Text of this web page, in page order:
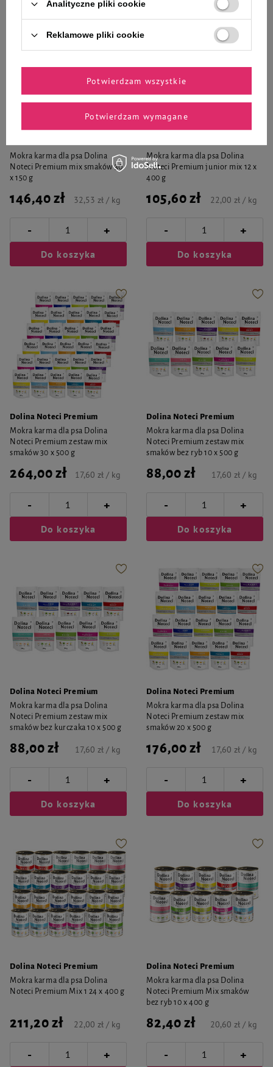
Mokra karma dla psa Dolina
Noteci Premium mix smaków 30
x 150 g
146,40 zł 32,53 zł / kg
- +
Do koszyka
Mokra karma dla psa Dolina
Noteci Premium junior mix 12 x
400 g
105,60 zł 22,00 zł / kg
- +
Do koszyka
Dolina Noteci Premium
Mokra karma dla psa Dolina
Noteci Premium zestaw mix
smaków 30 x 500 g
264,00 zł 17,60 zł / kg
- +
Do koszyka
Dolina Noteci Premium
Mokra karma dla psa Dolina
Noteci Premium zestaw mix
smaków bez ryb 10 x 500 g
88,00 zł 17,60 zł / kg
- +
Do koszyka
Dolina Noteci Premium
Mokra karma dla psa Dolina
Noteci Premium zestaw mix
smaków bez kurczaka 10 x 500 g
88,00 zł 17,60 zł / kg
- +
Do koszyka
Dolina Noteci Premium
Mokra karma dla psa Dolina
Noteci Premium zestaw mix
smaków 20 x 500 g
176,00 zł 17,60 zł / kg
- +
Do koszyka
Dolina Noteci Premium
Mokra karma dla psa Dolina
Noteci Premium Mix 1 24 x 400 g
211,20 zł 22,00 zł / kg
- +
Dolina Noteci Premium
Mokra karma dla psa Dolina
Noteci Premium Mix smaków
bez ryb 10 x 400 g
82,40 zł 20,60 zł / kg
- +
Analityczne pliki cookie
Reklamowe pliki cookie
Potwierdzam wymagane
Potwierdzam wszystkie